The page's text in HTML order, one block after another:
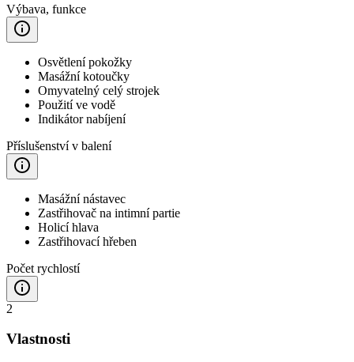
Výbava, funkce
Osvětlení pokožky
Masážní kotoučky
Omyvatelný celý strojek
Použití ve vodě
Indikátor nabíjení
Příslušenství v balení
Masážní nástavec
Zastřihovač na intimní partie
Holicí hlava
Zastřihovací hřeben
Počet rychlostí
2
Vlastnosti